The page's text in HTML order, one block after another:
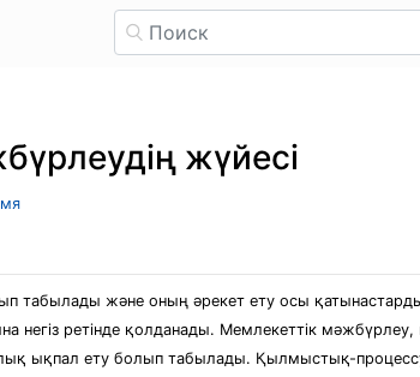
жүйесі
табылады және оның әрекет ету осы
негіз ретінде қолданады. Мемлекеттік
ықпал ету болып табылады. Қылмыстық-